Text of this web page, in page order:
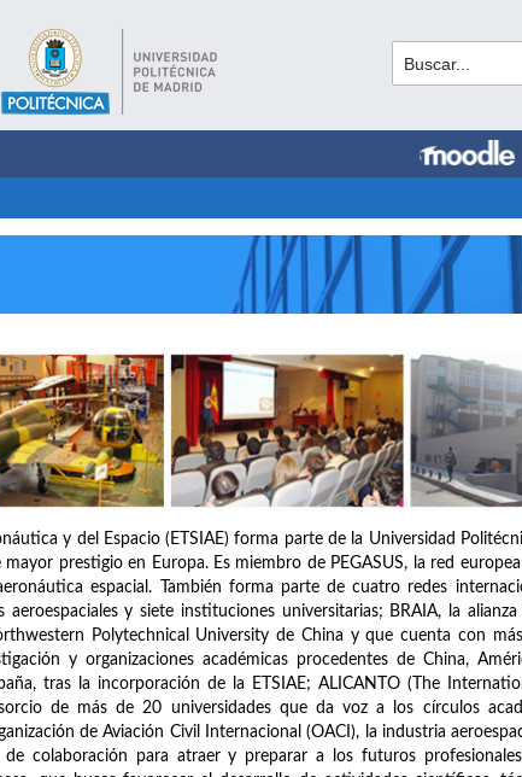
y del Espacio (ETSIAE) forma parte de la Universidad
prestigio en Europa. Es miembro de PEGASUS, la red
espacial. También forma parte de cuatro redes
y siete instituciones universitarias; BRAIA, la
Polytechnical University de China y que cuenta con
y organizaciones académicas procedentes de China,
tras la incorporación de la ETSIAE; ALICANTO (The
de más de 20 universidades que da voz a los círculos
de Aviación Civil Internacional (OACI), la industria
colaboración para atraer y preparar a los futuros